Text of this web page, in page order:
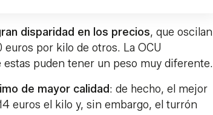
disparidad en los precios, que oscilan
por kilo de otros. La OCU
puden tener un peso muy diferente.
de mayor calidad: de hecho, el mejor
euros el kilo y, sin embargo, el turrón